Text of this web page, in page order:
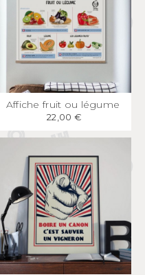
APERÇU RAPIDE
Affiche fruit ou légume
22,00 €